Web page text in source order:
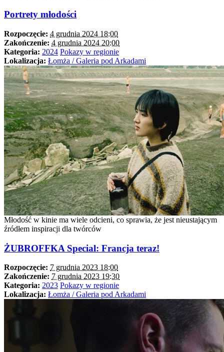
Portrety młodości
Rozpoczęcie: 4 grudnia 2024 18:00
Zakończenie: 4 grudnia 2024 20:00
Kategoria: 2024 Pokazy w regionie
Lokalizacja: Łomża / Galeria pod Arkadami
Młodość w kinie ma wiele odcieni, co sprawia, że jest nieustającym
źródłem inspiracji dla twórców
ŻUBROFFKA Special: Francja teraz!
Rozpoczęcie: 7 grudnia 2023 18:00
Zakończenie: 7 grudnia 2023 19:30
Kategoria: 2023 Pokazy w regionie
Lokalizacja: Łomża / Galeria pod Arkadami